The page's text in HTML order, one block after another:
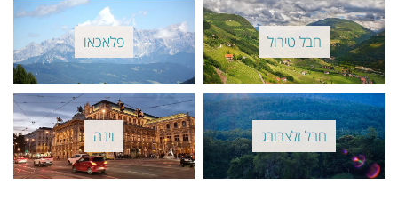
חבל טירול פלאכאו
חבל זלצבורג וינה